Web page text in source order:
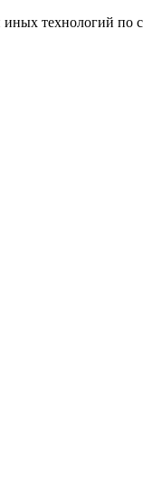
технологий по